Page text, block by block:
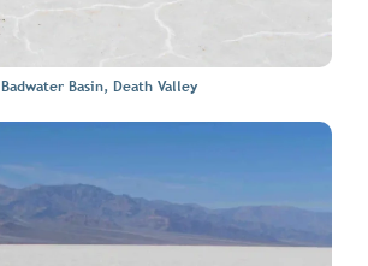
Badwater Basin, Death Valley